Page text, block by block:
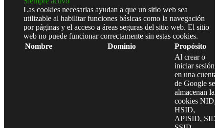
Las cookies necesarias ayudan a que un sitio web sea
utilizable al habilitar funciones básicas como la navegación
por páginas y el acceso a áreas seguras del sitio web. El sitio
web no puede funcionar correctamente sin estas cookies.
Nombre
Dominio Propósito
Al crear o
iniciar sesión
en una cuenta
de Google se
almacenan las
cookies NID,
HSID,
APISID, SID,